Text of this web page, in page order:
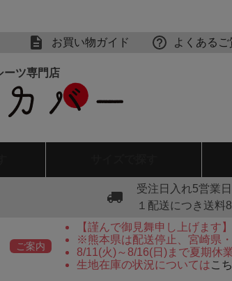
お買い物ガイド よくあるご
受注日入れ5営業
１配送につき送料
ご案内
【謹んで御見舞申し上げます
※熊本県は配送停止、宮崎県
8/11(火)～8/16(日)まで夏期休
生地在庫の状況についてはこ